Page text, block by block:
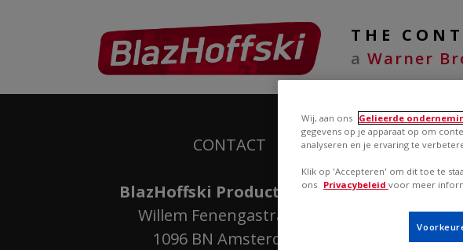
THE
a Warner
CONTACT
BlazHoffski Productions BV
Willem Fenengastraat 14
1096 BN Amsterdam
Wij, aan ons Gelieerde
gegevens op je apparaat op om
analyseren en je ervaring te
Klik op 'Accepteren' om dit toe te
ons Privacybeleid voor meer